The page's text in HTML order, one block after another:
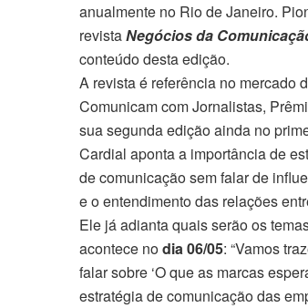
anualmente no Rio de Janeiro.
revistaNegócios da
conteúdo desta edição.
A revista é referência no mercado
Comunicam com Jornalistas,
sua segunda edição ainda no
Cardial aponta a importância de
de comunicação sem falar de
e o entendimento das relações
Ele já adianta quais serão os
acontece nodia 06/05: “Vamos
falar sobre ‘O que as marcas
estratégia de comunicação das